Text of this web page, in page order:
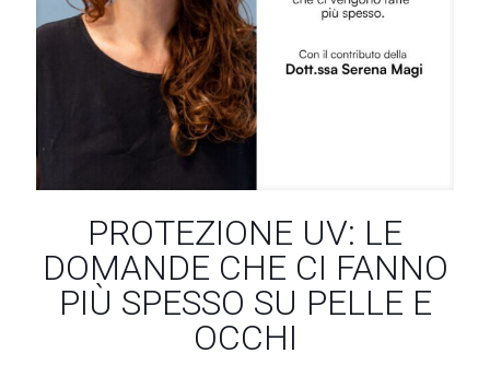
PROTEZIONE UV: LE
DOMANDE CHE CI FANNO
PIÙ SPESSO SU PELLE E
OCCHI